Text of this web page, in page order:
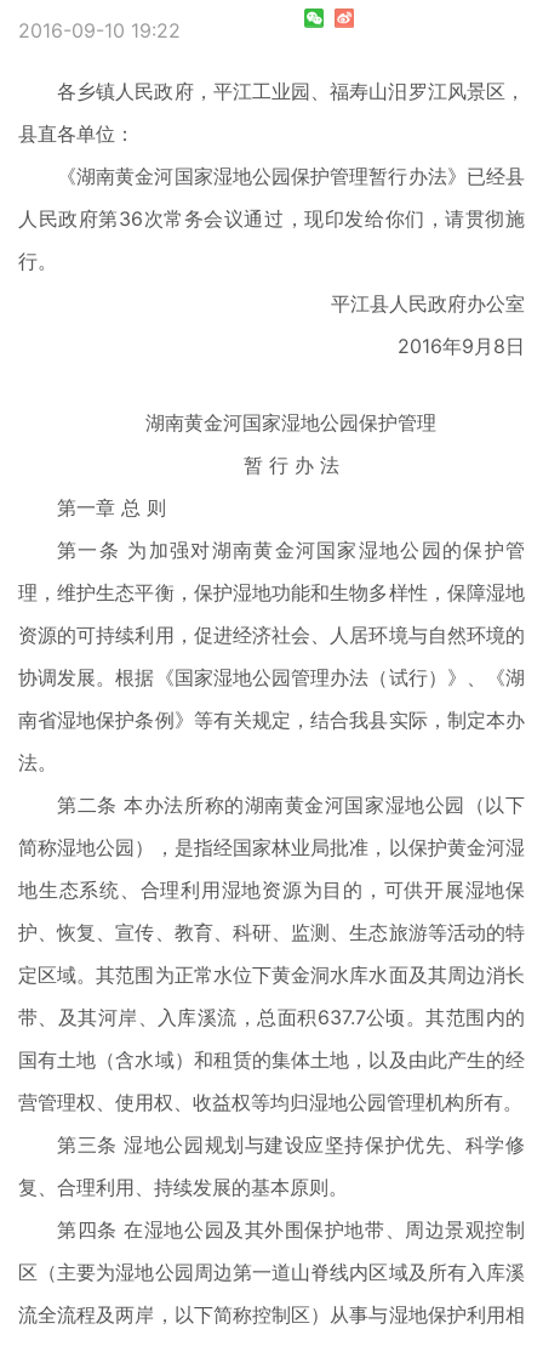
2016-09-10 19:22
各乡镇人民政府，平江工业园、福寿山汨罗江风景区，
县直各单位：
《湖南黄金河国家湿地公园保护管理暂行办法》已经县
人民政府第36次常务会议通过，现印发给你们，请贯彻施
行。
平江县人民政府办公室
2016年9月8日
湖南黄金河国家湿地公园保护管理
暂 行 办 法
第一章 总 则
第一条 为加强对湖南黄金河国家湿地公园的保护管
理，维护生态平衡，保护湿地功能和生物多样性，保障湿地
资源的可持续利用，促进经济社会、人居环境与自然环境的
协调发展。根据《国家湿地公园管理办法（试行）》、《湖
南省湿地保护条例》等有关规定，结合我县实际，制定本办
法。
第二条 本办法所称的湖南黄金河国家湿地公园（以下
简称湿地公园），是指经国家林业局批准，以保护黄金河湿
地生态系统、合理利用湿地资源为目的，可供开展湿地保
护、恢复、宣传、教育、科研、监测、生态旅游等活动的特
定区域。其范围为正常水位下黄金洞水库水面及其周边消长
带、及其河岸、入库溪流，总面积637.7公顷。其范围内的
国有土地（含水域）和租赁的集体土地，以及由此产生的经
营管理权、使用权、收益权等均归湿地公园管理机构所有。
第三条 湿地公园规划与建设应坚持保护优先、科学修
复、合理利用、持续发展的基本原则。
第四条 在湿地公园及其外围保护地带、周边景观控制
区（主要为湿地公园周边第一道山脊线内区域及所有入库溪
流全流程及两岸，以下简称控制区）从事与湿地保护利用相